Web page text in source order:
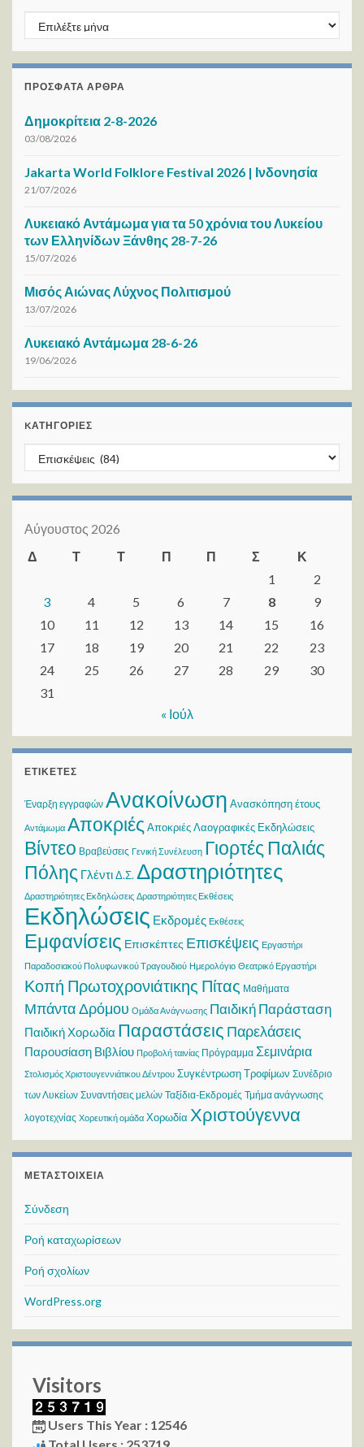
ΑΡΧΕΙΟ / ΜΗΝΑ
ΠΡΌΣΦΑΤΑ ΆΡΘΡΑ
Δημοκρίτεια 2-8-2026
03/08/2026
Jakarta World Folklore Festival 2026 | Ινδονησία
21/07/2026
Λυκειακό Αντάμωμα για τα 50 χρόνια του Λυκείου
των Ελληνίδων Ξάνθης 28-7-26
15/07/2026
Μισός Αιώνας Λύχνος Πολιτισμού
13/07/2026
Λυκειακό Αντάμωμα 28-6-26
19/06/2026
KΑΤΗΓΟΡΊΕΣ
Kατηγορίες
Αύγουστος 2026
Δ
Τ Τ Π Π Σ
Κ
1
2
3
4 5 6 7 8
9
10
11 12 13 14 15
16
17
18 19 20 21 22
23
24
25 26 27 28 29
30
31
« Ιούλ
ΕΤΙΚΈΤΕΣ
Έναρξη εγγραφών Ανακοίνωση Ανασκόπηση έτους
Αντάμωμα Αποκριές Αποκριές Λαογραφικές Εκδηλώσεις
Βίντεο Βραβεύσεις Γενική Συνέλευση Γιορτές Παλιάς
Πόλης ΓλέντιΔ.Σ. Δραστηριότητες
Δραστηριότητες Εκδηλώσεις Δραστηριότητες Εκθέσεις
Εκδηλώσεις Εκδρομές Εκθέσεις
Εμφανίσεις Επισκέπτες Επισκέψεις Εργαστήρι
Παραδοσιακού Πολυφωνικού Τραγουδιού Ημερολόγιο Θεατρικό Εργαστήρι
Κοπή Πρωτοχρονιάτικης Πίτας Μαθήματα
Μπάντα Δρόμου Ομάδα Ανάγνωσης Παιδική Παράσταση
Παιδική Χορωδία Παραστάσεις Παρελάσεις
Παρουσίαση Βιβλίου Προβολή ταινίας Πρόγραμμα Σεμινάρια
Στολισμός Χριστουγεννιάτικου Δέντρου Συγκέντρωση Τροφίμων Συνέδριο
των Λυκείων Συναντήσεις μελών Ταξίδια-Εκδρομές Τμήμα ανάγνωσης
λογοτεχνίας Χορευτική ομάδα Χορωδία Χριστούγεννα
ΜΕΤΑΣΤΟΙΧΕΊΑ
Σύνδεση
Ροή καταχωρίσεων
Ροή σχολίων
WordPress.org
Visitors
Users This Year : 12546